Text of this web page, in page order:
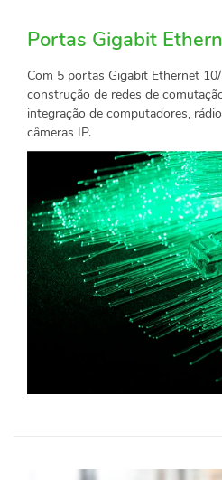
Portas Gigabit
Com 5 portas Gigabit Ethernet
construção de redes de
integração de computadores,
câmeras IP.